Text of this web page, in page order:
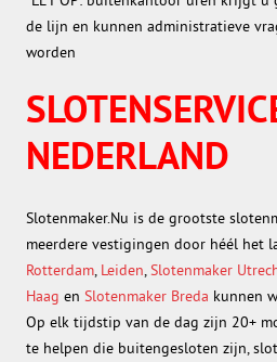
de lijn en kunnen administratieve
worden
NEDERLAND
Slotenmaker.Nu is de grootste
meerdere vestigingen door héél het
Rotterdam, Leiden,Slotenmaker
Haag en Slotenmaker Breda kunnen
Op elk tijdstip van de dag zijn 20+
te helpen die buitengesloten zijn,